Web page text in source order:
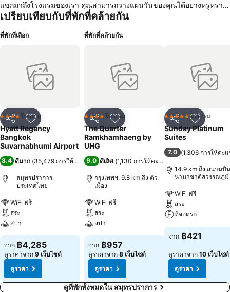
แขกมาถึงโรงแรมของเรา คุณสามารถวางแผนวันของคุณได้อย่างหรูหรา
โดยไม่ต้องกังวลเวลาเช็คอินที่กำหนดไว้ล่วงหน้า นอกจากนี้ โรงแรมใน
พร้อมบาร์ริมสระ และอื่น ๆ
เปรียบเทียบกับที่พักที่คล้ายกัน
ที่พักที่เลือก
แชร์ เพิ่มในรายการโปรด
4 ดาว โรงแรม
Hyatt Regency
Bangkok
Suvarnabhumi Airport
8.4 ดีมาก (35,479 การให้คะแนน)
สมุทรปราการ,
ประเทศไทย
WiFi ฟรี
สระ
สปา
จาก ฿4,285
ดูราคาจาก 9 เว็บไซต์
ดูราคา
ที่พักที่คล้ายกัน
แชร์ เพิ่มในรายการโปรด
4 ดาว โรงแรม
The Quarter
Ramkhamhaeng by
UHG
9.0 ดีเลิศ (1,130 การให้คะแนน
กรุงเทพฯ, 9.8 km ถึง ตัว
เมือง
WiFi ฟรี
สระ
สปา
จาก ฿957
ดูราคาจาก 8 เว็บไซต์
ดูราคา
แชร์ เพิ่มในรา
5 ดาว โรงแรม
Sunday Platinum
Suites
7.0 (1,306 การให้คะ
14.9 km ถึง สนามบิน
นานาชาติสวรรณภูมิ
WiFi ฟรี
สระ
ที่จอดรถ
จาก ฿421
ดูราคาจาก 10 เว็บไซต์
ดูราคา
ดูที่พักทั้งหมดใน สมุทรปราการ